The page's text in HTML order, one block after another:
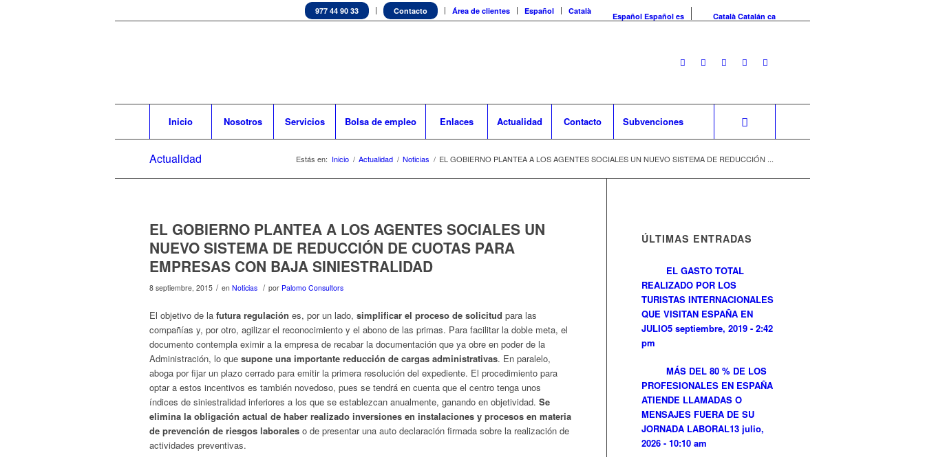
977 44 90 33 Contacto Área de clientes Español Català
Español Español es Català Catalán ca
Inicio Nosotros Servicios Bolsa de empleo Enlaces Actualidad Contacto Subvenciones
Actualidad Estás en: Inicio / Actualidad / Noticias / EL GOBIERNO PLANTEA A LOS AGENTES SOCIALES UN NUEVO SISTEMA DE REDUCCIÓN ...
EL GOBIERNO PLANTEA A LOS AGENTES SOCIALES UN
NUEVO SISTEMA DE REDUCCIÓN DE CUOTAS PARA
EMPRESAS CON BAJA SINIESTRALIDAD
8 septiembre, 2015 / en Noticias / por Palomo Consultors
El objetivo de la futura regulación es, por un lado, simplificar el proceso de solicitud para las
compañías y, por otro, agilizar el reconocimiento y el abono de las primas. Para facilitar la doble meta, el
documento contempla eximir a la empresa de recabar la documentación que ya obre en poder de la
Administración, lo que supone una importante reducción de cargas administrativas. En paralelo,
aboga por fijar un plazo cerrado para emitir la primera resolución del expediente. El procedimiento para
optar a estos incentivos es también novedoso, pues se tendrá en cuenta que el centro tenga unos
índices de siniestralidad inferiores a los que se establezcan anualmente, ganando en objetividad. Se
elimina la obligación actual de haber realizado inversiones en instalaciones y procesos en materia
de prevención de riesgos laborales o de presentar una auto declaración firmada sobre la realización de
actividades preventivas.
ÚLTIMAS ENTRADAS
EL GASTO TOTAL
REALIZADO POR LOS
TURISTAS INTERNACIONALES
QUE VISITAN ESPAÑA EN
JULIO5 septiembre, 2019 - 2:42
pm
MÁS DEL 80 % DE LOS
PROFESIONALES EN ESPAÑA
ATIENDE LLAMADAS O
MENSAJES FUERA DE SU
JORNADA LABORAL13 julio,
2026 - 10:10 am